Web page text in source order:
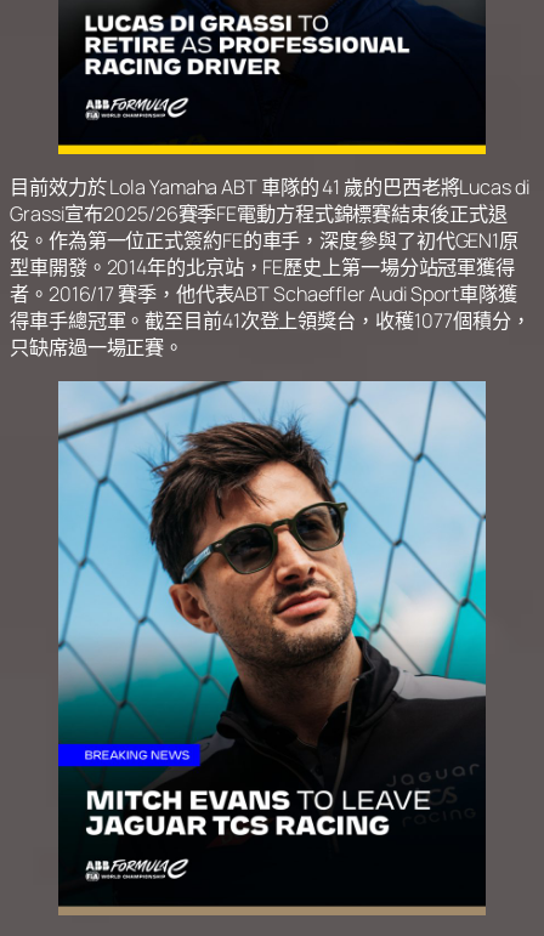
目前效力於 Lola Yamaha ABT 車隊的 41 歲的巴西老將Lucas di
Grassi宣布2025/26賽季FE電動方程式錦標賽結束後正式退
役。作為第一位正式簽約FE的車手，深度參與了初代GEN1原
型車開發。2014年的北京站，FE歷史上第一場分站冠軍獲得
者。2016/17 賽季，他代表ABT Schaeffler Audi Sport車隊獲
得車手總冠軍。截至目前41次登上領獎台，收穫1077個積分，
只缺席過一場正賽。